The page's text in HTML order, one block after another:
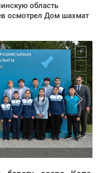
область
осмотрел Дом шахмат